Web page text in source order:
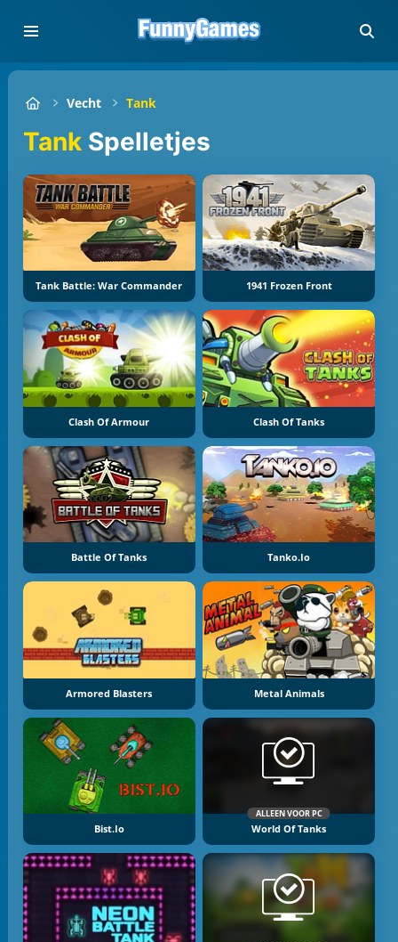
Vecht Tank
Tank Spelletjes
Tank Battle: War Commander 1941 Frozen Front
Clash Of Armour Clash Of Tanks
Battle Of Tanks Tanko.io
Armored Blasters Metal Animals
Bist.io
ALLEEN VOOR PC
World Of Tanks